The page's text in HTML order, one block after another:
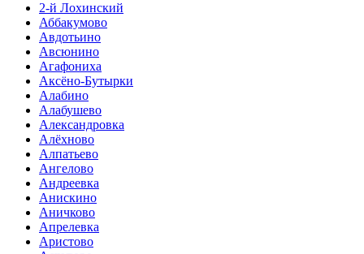
2-й Лохинский
Аббакумово
Авдотьино
Авсюнино
Агафониха
Аксёно-Бутырки
Алабино
Алабушево
Александровка
Алёхново
Алпатьево
Ангелово
Андреевка
Анискино
Аничково
Апрелевка
Аристово